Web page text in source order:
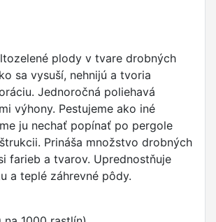
plody v tvare drobných
sa vysuší, nehnijú a tvoria
Jednoročná poliehavá
výhony. Pestujeme ako iné
ju nechať popínať po pergole
Prináša množstvo drobných
farieb a tvarov. Uprednostňuje
a teplé záhrevné pôdy.